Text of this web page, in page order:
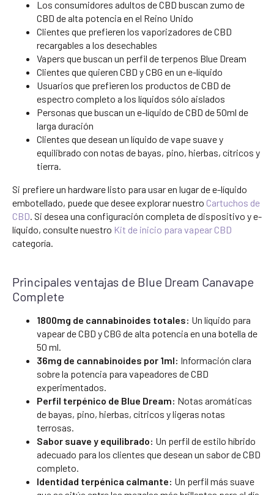
Los consumidores adultos de CBD buscan zumo de
CBD de alta potencia en el Reino Unido
Clientes que prefieren los vaporizadores de CBD
recargables a los desechables
Vapers que buscan un perfil de terpenos Blue Dream
Clientes que quieren CBD y CBG en un e-líquido
Usuarios que prefieren los productos de CBD de
espectro completo a los líquidos sólo aislados
Personas que buscan un e-líquido de CBD de 50ml de
larga duración
Clientes que desean un líquido de vape suave y
equilibrado con notas de bayas, pino, hierbas, cítricos y
tierra.
Si prefiere un hardware listo para usar en lugar de e-líquido
embotellado, puede que desee explorar nuestro Cartuchos de
CBD . Si desea una configuración completa de dispositivo y e-
líquido, consulte nuestro Kit de inicio para vapear CBD
categoría.
Principales ventajas de Blue Dream Canavape
Complete
1800mg de cannabinoides totales: Un líquido para
vapear de CBD y CBG de alta potencia en una botella de
50 ml.
36mg de cannabinoides por 1ml: Información clara
sobre la potencia para vapeadores de CBD
experimentados.
Perfil terpénico de Blue Dream: Notas aromáticas
de bayas, pino, hierbas, cítricos y ligeras notas
terrosas.
Sabor suave y equilibrado: Un perfil de estilo híbrido
adecuado para los clientes que desean un sabor de CBD
completo.
Identidad terpénica calmante: Un perfil más suave